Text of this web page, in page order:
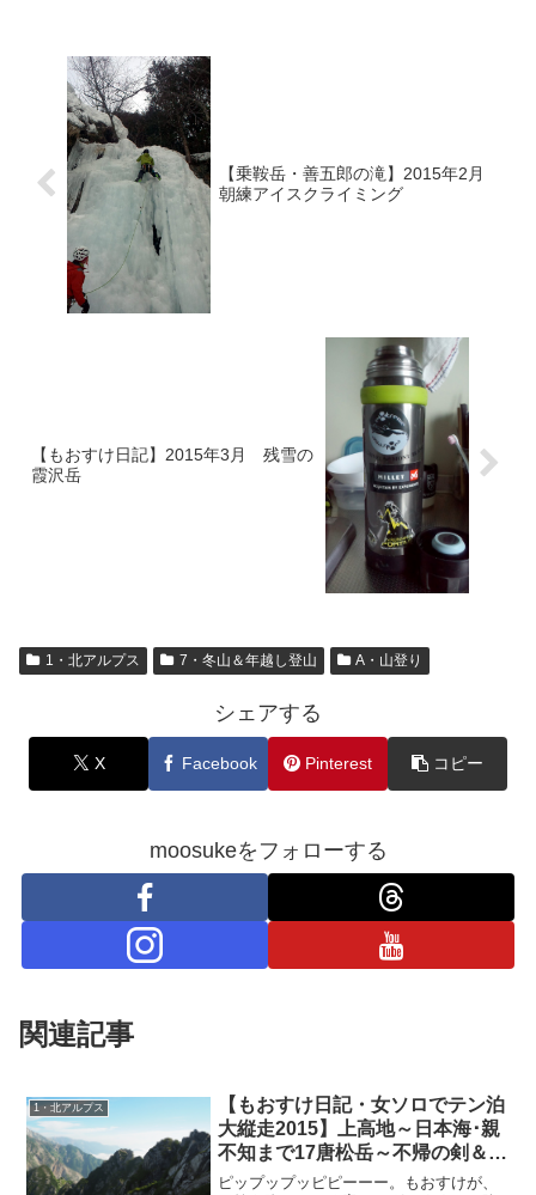
【乗鞍岳・善五郎の滝】2015年2月
朝練アイスクライミング
【もおすけ日記】2015年3月 残雪の
霞沢岳
1・北アルプス 7・冬山＆年越し登山 A・山登り
シェアする
X Facebook Pinterest コピー
moosukeをフォローする
関連記事
1・北アルプス
【もおすけ日記・女ソロでテン泊
大縦走2015】上高地～日本海･親
不知まで17唐松岳～不帰の剣＆久
し振りの買い物！ウェア編
ピップップッピピーーー。もおすけが、